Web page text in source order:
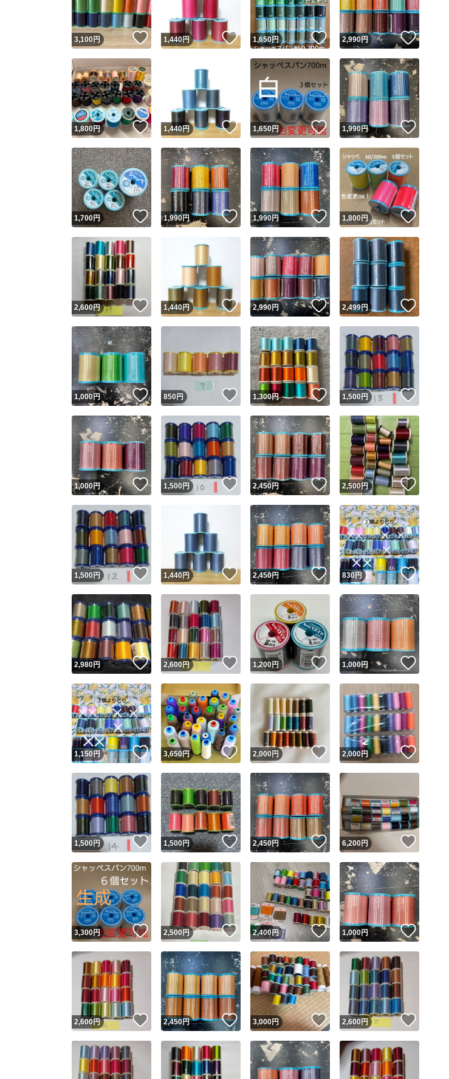
ユーザーの実績につ
Yahoo!フリマが定めた一定の基準を満たしたユーザー
安心取引出品者
安心取引出品者 Yahoo!フリマの基準をクリアし
取引実績
取引実績◯+ このユーザーはYahoo!フリマの
他フリマ実績◯+ このユーザーは他フリマサービ
スピード&安心発送
※このバッジは実績に基づく表示であり、発送を保証しているも
スピード＆安心発送
このユーザーは高頻度で24時間
ます
スピード発送 このユーザーは高頻度で24時間
安心発送 このユーザーは設定した発送日
この商品の情報をコピー
商品画像の無断転載は禁止されています
コピーは 1商品につき1回 です
出品ページへ
キャンセル
3,100円 いいね！
1,440円 いいね！
1,650円 いいね！
2,990円 いいね
1,800円 いいね！
1,440円 いいね！
1,650円 いいね！
1,990円
1,700円 いいね！
1,990円 いいね！
1,990円 いいね！
1,800円
2,600円 いいね！
1,440円 いいね！
2,990円 いいね！
2,499円
1,000円 いいね！
850円 いいね！
1,300円 いいね！
1,500円
1,000円 いいね！
1,500円 いいね！
2,450円 いいね！
2,500円 いいね
1,500円 いいね！
1,440円 いいね！
2,450円 いいね！
830 円 いいね
2,980円 いいね！
2,600円 いいね！
1,200円 いいね！
1,000円
1,150円 いいね！
3,650円 いいね！
2,000円 いいね！
2,000円 いいね
1,500円 いいね！
1,500円 いいね！
2,450円 いいね！
6,200円
3,300円 いいね！
2,500円 いいね！
2,400円 いいね！
1,000円 いいね
2,600円 いいね！
2,450円 いいね！
3,000円 いいね！
2,600円